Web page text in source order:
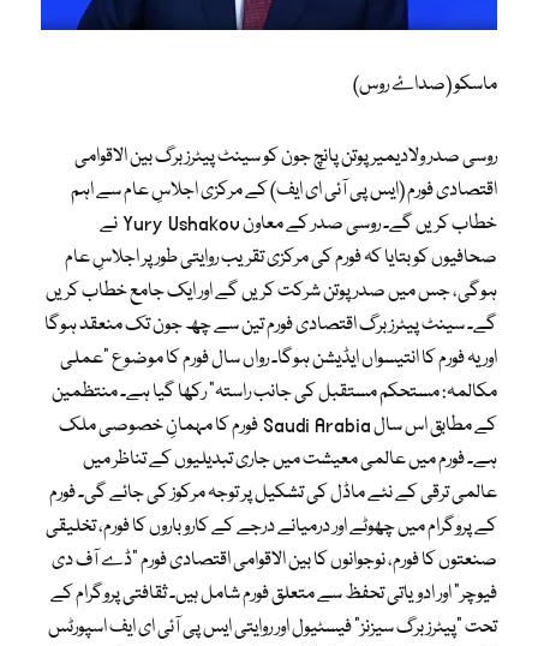
ماسکو (صداۓ روس)
روسی صدر ولادیمیر پوتن پانچ جون کو سینٹ پیٹرزبرگ بین الاقوامی
اقتصادی فورم (ایس پی آئی ای ایف) کے مرکزی اجلاسِ عام سے اہم
خطاب کریں گے۔ روسی صدر کے معاون Yury Ushakov نے
صحافیوں کو بتایا کہ فورم کی مرکزی تقریب روایتی طور پر اجلاسِ عام
ہوگی، جس میں صدر پوتن شرکت کریں گے اور ایک جامع خطاب کریں
گے۔ سینٹ پیٹرزبرگ اقتصادی فورم تین سے چھ جون تک منعقد ہوگا
اور یہ فورم کا انتیسواں ایڈیشن ہوگا۔ رواں سال فورم کا موضوع “عملی
مکالمہ: مستحکم مستقبل کی جانب راستہ” رکھا گیا ہے۔ منتظمین
کے مطابق اس سال Saudi Arabia فورم کا مہمانِ خصوصی ملک
ہے۔ فورم میں عالمی معیشت میں جاری تبدیلیوں کے تناظر میں
عالمی ترقی کے نئے ماڈل کی تشکیل پر توجہ مرکوز کی جائے گی۔ فورم
کے پروگرام میں چھوٹے اور درمیانے درجے کے کاروباروں کا فورم، تخلیقی
صنعتوں کا فورم، نوجوانوں کا بین الاقوامی اقتصادی فورم “ڈے آف دی
فیوچر” اور ادویاتی تحفظ سے متعلق فورم شامل ہیں۔ ثقافتی پروگرام کے
تحت “پیٹرزبرگ سیزنز” فیسٹیول اور روایتی ایس پی آئی ای ایف اسپورٹس